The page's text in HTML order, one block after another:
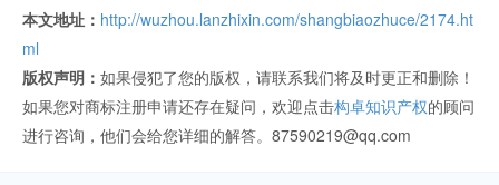
本文地址： http://wuzhou.lanzhixin.com/shangbiaozhuce/2174.ht
ml
版权声明： 如果侵犯了您的版权，请联系我们将及时更正和删除！
如果您对商标注册申请还存在疑问，欢迎点击构卓知识产权的顾问
进行咨询，他们会给您详细的解答。87590219@qq.com